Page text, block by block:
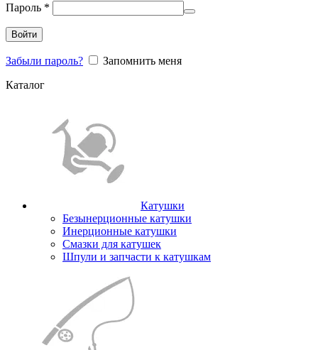
Пароль *
Войти
Забыли пароль?
Запомнить меня
Каталог
Катушки
Безынерционные катушки
Инерционные катушки
Смазки для катушек
Шпули и запчасти к катушкам